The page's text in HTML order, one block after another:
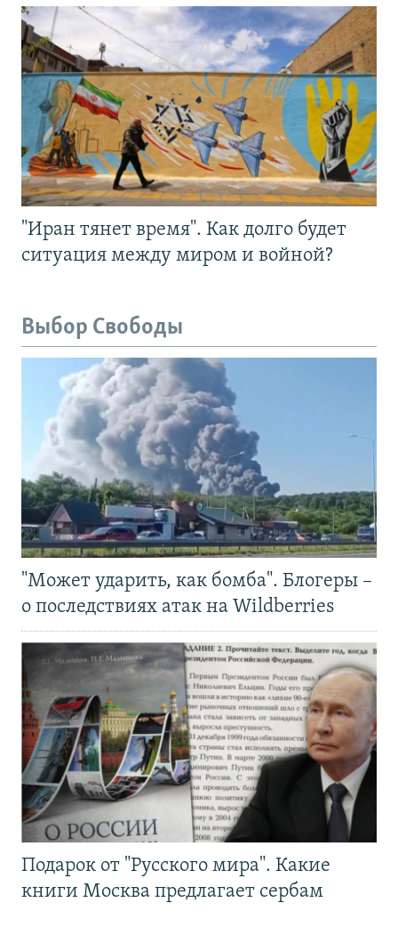
"Иран тянет время". Как долго будет
ситуация между миром и войной?
Выбор Свободы
"Может ударить, как бомба". Блогеры –
о последствиях атак на Wildberries
Подарок от "Русского мира". Какие
книги Москва предлагает сербам